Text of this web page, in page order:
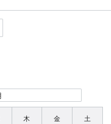
木 金 土